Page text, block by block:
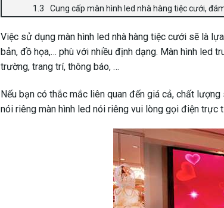
Cung cấp màn hình led nhà hàng tiệc cưới,
Việc sử dụng màn hình led nhà hàng tiệc cưới sẽ là
bản, đồ họa,… phù với nhiều định dạng. Màn hình led
trường, trang trí, thông báo, …
Nếu bạn có thắc mắc liên quan đến giá cả, chất
nói riêng màn hình led nói riêng vui lòng gọi điện trực